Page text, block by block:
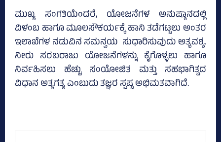
ಮುಖ್ಯ ಸಂಗತಿಯೆಂದರೆ, ಯೋಜನೆಗಳ ಅನುಷ್ಠಾನದಲ್ಲಿ
ವಿಳಂಬ ಹಾಗೂ ಮೂಲಸೌಕರ್ಯಕ್ಕೆ ಹಾನಿ ತಡೆಗಟ್ಟಲು ಅಂತರ
ಇಲಾಖೆಗಳ ನಡುವಿನ ಸಮನ್ವಯ ಸುಧಾರಿಸುವುದು ಅತ್ಯವಶ್ಯ.
ನೀರು ಸರಬರಾಜು ಯೋಜನೆಗಳನ್ನು ಕೈಗೊಳ್ಳಲು ಹಾಗೂ
ನಿರ್ವಹಿಸಲು ಹೆಚ್ಚು ಸಂಯೋಜಿತ ಮತ್ತು ಸಹಭಾಗಿತ್ವದ
ವಿಧಾನ ಅತ್ಯಗತ್ಯ ಎಂಬುದು ತಜ್ಞರ ಸ್ಪಷ್ಟ ಅಭಿಮತವಾಗಿದೆ.